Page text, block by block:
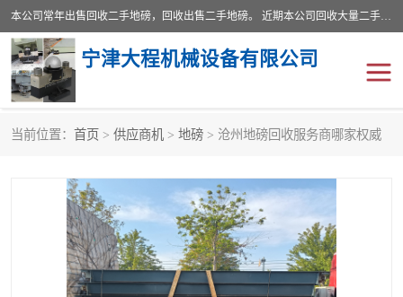
本公司常年出售回收二手地磅，回收出售二手地磅。 近期本公司回收大量二手地磅，型号齐全，宽度从2米到3.5米，长度5米到25米，承重吨位从10到200吨，成色7—9成新。 ? 使用年限6个月至2年，产品来源于个人闲置品，工矿企业停用品，因小换大而来。 精准度和新的一样， 二手地磅是内行人的选择，打个电话就省钱朋友您好等什么
宁津大程机械设备有限公司
当前位置： 首页 > 供应商机 > 地磅 > 沧州地磅回收服务商哪家权威
地磅传感器 废纸打包机
烘干机 食品烘干机
装载机电子秤 输送机